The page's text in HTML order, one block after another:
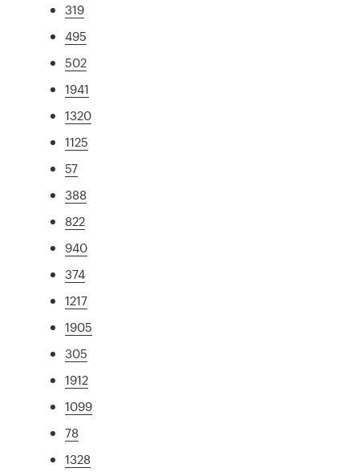
319
495
502
1941
1320
1125
57
388
822
940
374
1217
1905
305
1912
1099
78
1328